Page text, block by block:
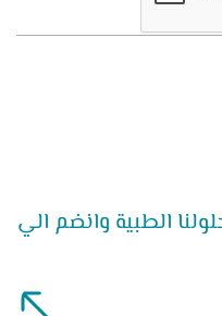
الطبية وانضم الي